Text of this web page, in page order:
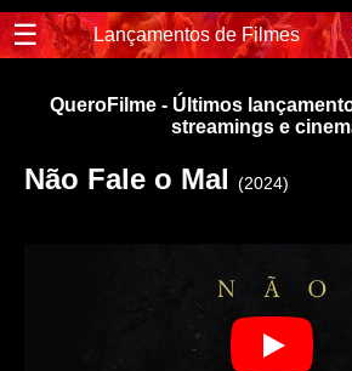
☰ Lançamentos de Filmes
QueroFilme - Últimos
streamings e
Não Fale o Mal (2024)